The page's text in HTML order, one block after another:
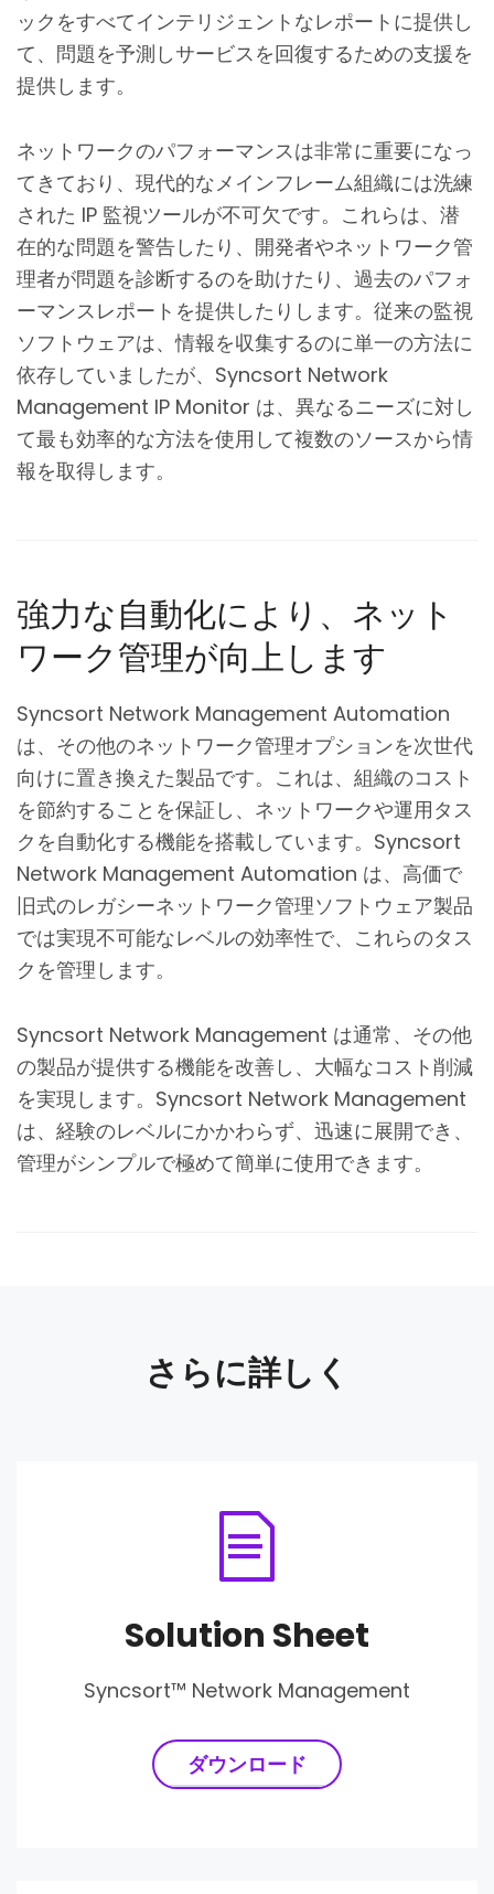
ックをすべてインテリジェントなレポートに提供し
て、問題を予測しサービスを回復するための支援を
提供します。
ネットワークのパフォーマンスは非常に重要になっ
てきており、現代的なメインフレーム組織には洗練
された IP 監視ツールが不可欠です。これらは、潜
在的な問題を警告したり、開発者やネットワーク管
理者が問題を診断するのを助けたり、過去のパフォ
ーマンスレポートを提供したりします。従来の監視
ソフトウェアは、情報を収集するのに単一の方法に
依存していましたが、Syncsort Network
Management IP Monitor は、異なるニーズに対し
て最も効率的な方法を使用して複数のソースから情
報を取得します。
強力な自動化により、ネット
ワーク管理が向上します
Syncsort Network Management Automation
は、その他のネットワーク管理オプションを次世代
向けに置き換えた製品です。これは、組織のコスト
を節約することを保証し、ネットワークや運用タス
クを自動化する機能を搭載しています。Syncsort
Network Management Automation は、高価で
旧式のレガシーネットワーク管理ソフトウェア製品
では実現不可能なレベルの効率性で、これらのタス
クを管理します。
Syncsort Network Management は通常、その他
の製品が提供する機能を改善し、大幅なコスト削減
を実現します。Syncsort Network Management
は、経験のレベルにかかわらず、迅速に展開でき、
管理がシンプルで極めて簡単に使用できます。
さらに詳しく
Solution Sheet
Syncsort™ Network Management
ダウンロード